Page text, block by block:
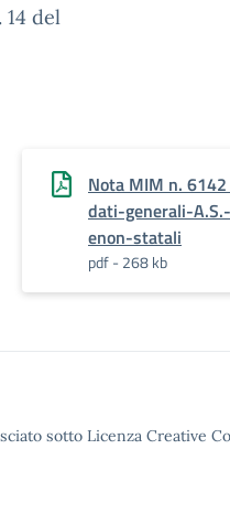
14 del
Nota MIM n.
dati-generali-
enon-statali
pdf - 268 kb
sotto Licenza Creative